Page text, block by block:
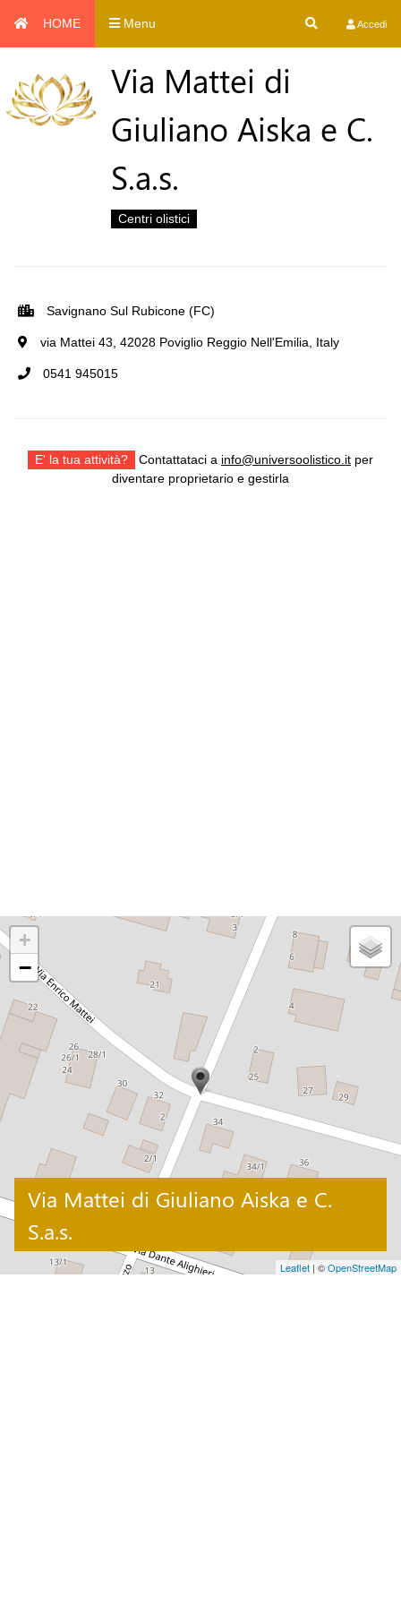
HOME Menu Accedi
Via Mattei di
Giuliano Aiska e C.
S.a.s.
Centri olistici
Savignano Sul Rubicone (FC)
via Mattei 43, 42028 Poviglio Reggio Nell'Emilia, Italy
0541 945015
E' la tua attività? Contattataci a info@universoolistico.it per
diventare proprietario e gestirla
+
−
Leaflet | ©OpenStreetMap
Via Mattei di Giuliano Aiska e C.
S.a.s.